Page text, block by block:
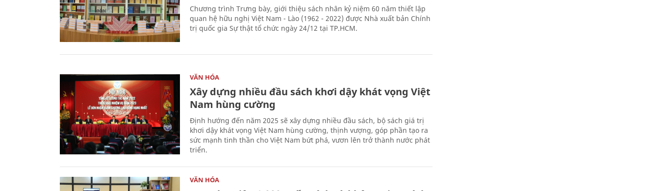
Chương trình Trưng bày, giới thiệu sách nhân kỷ niệm 60 năm thiết lập
quan hệ hữu nghị Việt Nam - Lào (1962 - 2022) được Nhà xuất bản Chính
trị quốc gia Sự thật tổ chức ngày 24/12 tại TP.HCM.
VĂN HÓA
Xây dựng nhiều đầu sách khơi dậy khát vọng Việt
Nam hùng cường
Định hướng đến năm 2025 sẽ xây dựng nhiều đầu sách, bộ sách giá trị
khơi dậy khát vọng Việt Nam hùng cường, thịnh vượng, góp phần tạo ra
sức mạnh tinh thần cho Việt Nam bứt phá, vươn lên trở thành nước phát
triển.
VĂN HÓA